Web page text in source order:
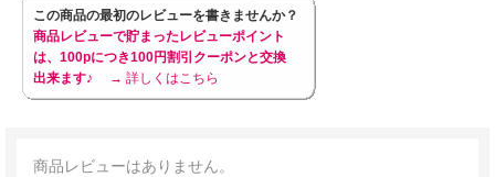
この商品の最初のレビューを書きませんか？
商品レビューで貯まったレビューポイント
は、100pにつき100円割引クーポンと交換
出来ます♪
→ 詳しくはこちら
商品レビューはありません。